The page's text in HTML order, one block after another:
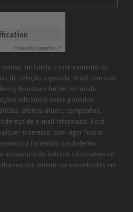
FriendlyCaptcha ⇗
incluindo o rastreamento do
de seleção separada. Você concorda
Neumann GmbH, incluindo
adicionais sobre produtos,
ofertas atuais, campanhas,
de e-mail informado. Você
momento, com vigor futuro
fornecido nos boletins
assinatura do boletim informativo no
podem ser encontradas em